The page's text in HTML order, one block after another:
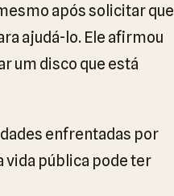
após solicitar que
ajudá-lo. Ele afirmou
um disco que está
enfrentadas por
vida pública pode ter